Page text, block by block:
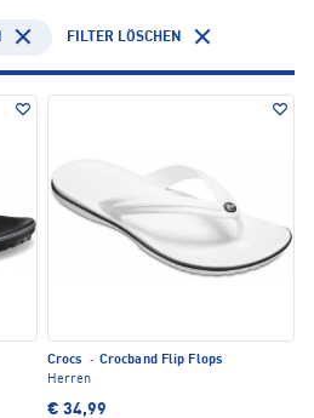
FILTER LÖSCHEN
Crocs · Crocband Flip Flops
Herren
€ 34,99